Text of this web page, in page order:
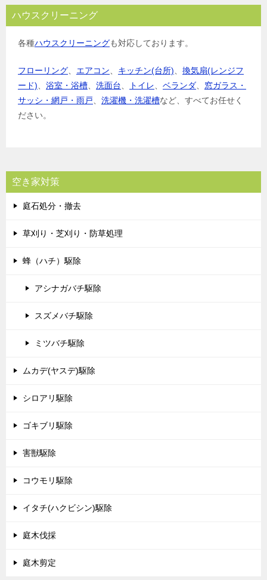
ハウスクリーニング
各種ハウスクリーニングも対応しております。
フローリング エアコン キッチン(台所)
換気扇(レンジフ
ード)
浴室・浴槽 洗面台 トイレ ベランダ
窓ガラス・
サッシ・網戸・雨戸
洗濯機・洗濯槽など、すべてお任せく
ださい。
空き家対策
庭石処分・撤去
草刈り・芝刈り・防草処理
蜂（ハチ）駆除
アシナガバチ駆除
スズメバチ駆除
ミツバチ駆除
ムカデ(ヤスデ)駆除
シロアリ駆除
ゴキブリ駆除
害獣駆除
コウモリ駆除
イタチ(ハクビシン)駆除
庭木伐採
庭木剪定